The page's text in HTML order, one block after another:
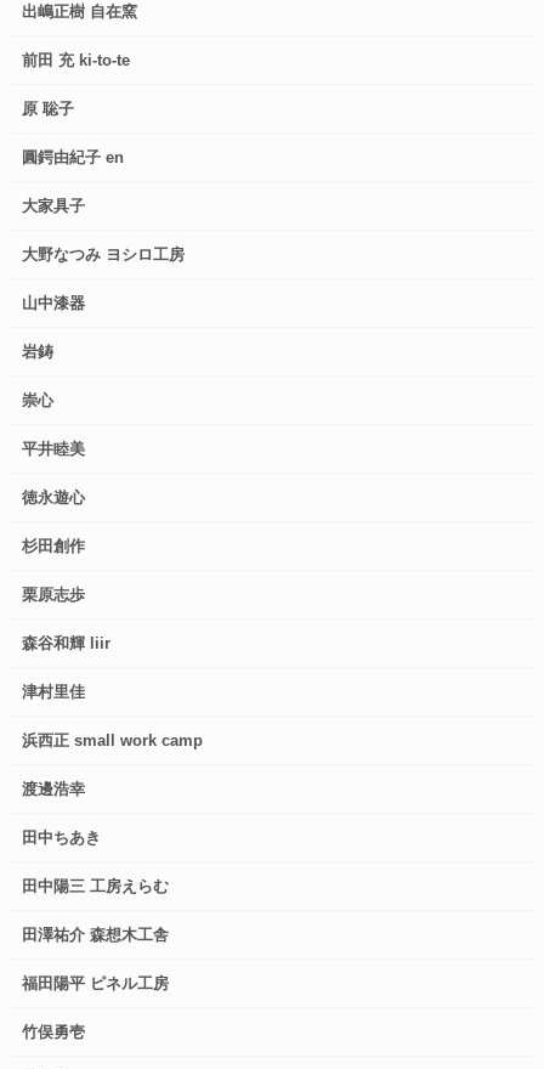
出嶋正樹 自在窯
前田 充 ki-to-te
原 聡子
圓鍔由紀子 en
大家具子
大野なつみ ヨシロ工房
山中漆器
岩鋳
崇心
平井睦美
徳永遊心
杉田創作
栗原志歩
森谷和輝 liir
津村里佳
浜西正 small work camp
渡邊浩幸
田中ちあき
田中陽三 工房えらむ
田澤祐介 森想木工舎
福田陽平 ピネル工房
竹俣勇壱